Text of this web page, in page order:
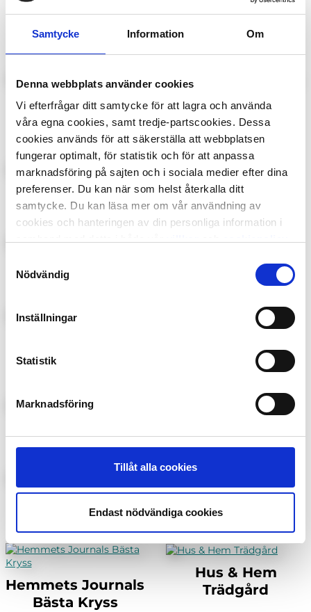
Samtycke Information Om
Denna webbplats använder cookies
Vi efterfrågar ditt samtycke för att lagra och använda
våra egna cookies, samt tredje-partscookies. Dessa
cookies används för att säkerställa att webbplatsen
fungerar optimalt, för statistik och för att anpassa
marknadsföring på sajten och i sociala medier efter dina
preferenser. Du kan när som helst återkalla ditt
samtycke. Du kan läsa mer om vår användning av
cookies och hanteringen av din personliga information i
Nödvändig
Inställningar
Statistik
Marknadsföring
Tillåt alla cookies
Endast nödvändiga cookies
Robot Special:
Pokémon
Wheels Magazine
King
Lasse-Majas
Detektivbyrå
Power Magazine Frost
Special
Glutenfri Matlust GOAL
Hemmets Journals
Bästa Kryss
Hus & Hem
Trädgård